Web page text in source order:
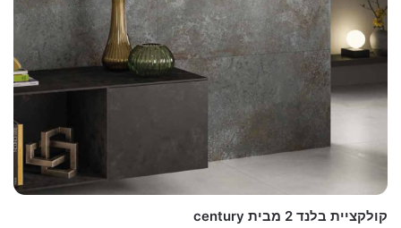
קולקציית בלנד 2 מבית century